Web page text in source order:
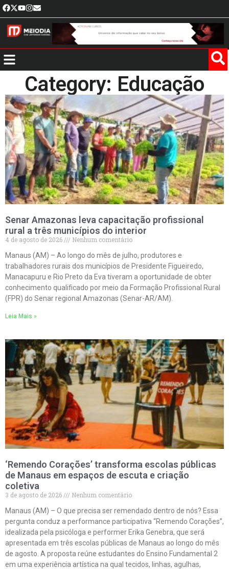
Category: Educação
Senar Amazonas leva capacitação profissional
rural a três municípios do interior
4 de agosto de 2026
Nenhum comentário
Manaus (AM) – Ao longo do mês de julho, produtores e
trabalhadores rurais dos municípios de Presidente Figueiredo,
Manacapuru e Rio Preto da Eva tiveram a oportunidade de obter
conhecimento qualificado por meio da Formação Profissional Rural
(FPR) do Senar regional Amazonas (Senar-AR/AM).
Leia Mais »
‘Remendo Corações’ transforma escolas públicas
de Manaus em espaços de escuta e criação
coletiva
3 de agosto de 2026
Nenhum comentário
Manaus (AM) – O que precisa ser remendado dentro de nós? Essa
pergunta conduz a performance participativa “Remendo Corações”,
idealizada pela psicóloga e performer Erika Genebra, que será
apresentada em três escolas públicas de Manaus ao longo do mês
de agosto. A proposta reúne estudantes do Ensino Fundamental 2
em uma experiência artística na qual tecidos, linhas, agulhas,